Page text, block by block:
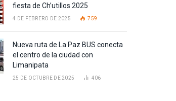
fiesta de Ch’utillos 2025
4 DE FEBRERO DE 2025 759
Nueva ruta de La Paz BUS conecta
el centro de la ciudad con
Limanipata
25 DE OCTUBRE DE 2025 406